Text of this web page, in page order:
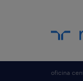
oficina